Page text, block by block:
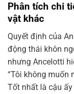
Phân tích chi
vật khác
Quyết định của
động thái khôn
nhưng Ancelotti
“Tôi không muốn
Tốt nhất là cậu